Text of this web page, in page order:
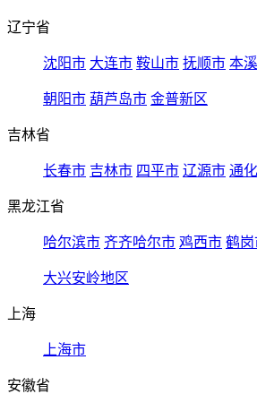
辽宁省
沈阳市 大连市 鞍山市 抚顺市 本
朝阳市 葫芦岛市 金普新区
吉林省
长春市 吉林市 四平市 辽源市 通
黑龙江省
哈尔滨市 齐齐哈尔市 鸡西市 鹤岗
大兴安岭地区
上海
上海市
安徽省